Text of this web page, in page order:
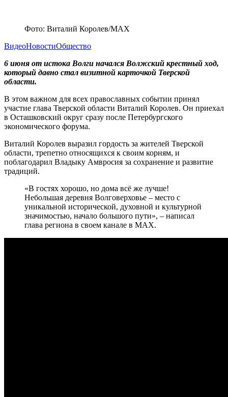
Фото: Виталий Королев/МАХ
ВидеоНовостиОбщество
6 июня от истока Волги начался Волжский крестный ход,
который давно стал визитной карточкой Тверской
области.
В этом важном для всех православных событии принял
участие глава Тверской области Виталий Королев. Он приехал
в Осташковский округ сразу после Петербургского
экономического форума.
Виталий Королев выразил гордость за жителей Тверской
области, трепетно относящихся к своим корням, и
поблагодарил Владыку Амвросия за сохранение и развитие
традиций.
«В гостях хорошо, но дома всё же лучше!
Небольшая деревня Волговерховье – место с
уникальной исторической, духовной и культурной
значимостью, начало большого пути», – написал
глава региона в своем канале в МАХ.